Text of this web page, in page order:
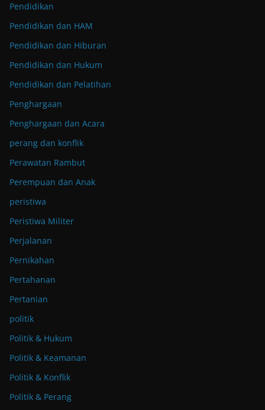
Pendidikan
Pendidikan dan HAM
Pendidikan dan Hiburan
Pendidikan dan Hukum
Pendidikan dan Pelatihan
Penghargaan
Penghargaan dan Acara
perang dan konflik
Perawatan Rambut
Perempuan dan Anak
peristiwa
Peristiwa Militer
Perjalanan
Pernikahan
Pertahanan
Pertanian
politik
Politik & Hukum
Politik & Keamanan
Politik & Konflik
Politik & Perang